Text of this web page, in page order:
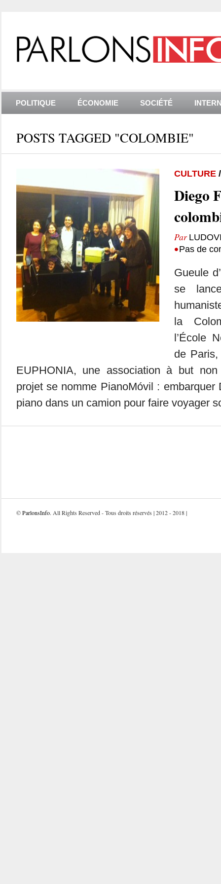
POLITIQUE ÉCONOMIE SOCIÉTÉ
POSTS TAGGED "COLOMBIE"
CULTURE
Diego
Par
•Pas de
Gueule
se
la
l’École
de
EUPHONIA, une association à but
projet se nomme PianoMóvil : embarquer
piano dans un camion pour faire voyager
©ParlonsInfo. All Rights Reserved - Tous droits réservés | 2012 - 2018 |